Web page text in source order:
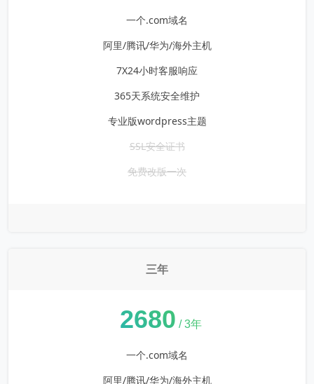
一个.com域名
阿里/腾讯/华为/海外主机
7X24小时客服响应
365天系统安全维护
专业版wordpress主题
SSL安全证书
免费改版一次
三年
2680 / 3年
一个.com域名
阿里/腾讯/华为/海外主机